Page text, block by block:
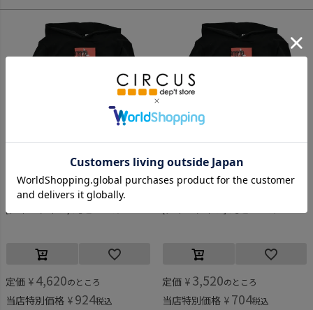
ナインゲイツ
定価 ¥ 4,620のところ
当店特別価格 ¥ 924税込
定価 ¥ 3,520のところ
当店特別価格 ¥ 704税込